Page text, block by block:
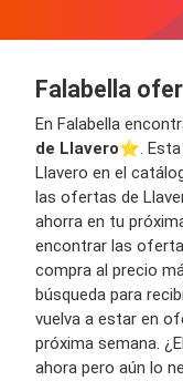
Falabella
En Falabella
de Llavero⭐️.
Llavero en el
las ofertas de
ahorra en tu
encontrar las
compra al precio
búsqueda para
vuelva a estar en
próxima semana.
ahora pero aún lo